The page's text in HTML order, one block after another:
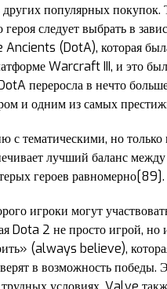
популярных
следует выбрать в
(DotA), которая
Warcraft III, и это
переросла в нечто
и одним из самых
с тематическими, но
лучший баланс
героев равномерно[89].
игроки могут
Dota 2 не просто игрой,
(always believe),
в возможность победы.